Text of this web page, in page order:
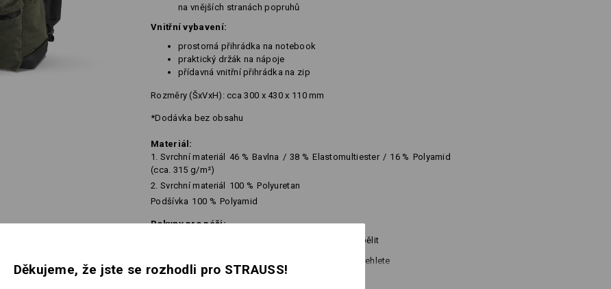
na vnějších stranách popruhů
Vnitřní vybavení:
prostorná přihrádka na notebook
praktický držák na nápoje
přídavná vnitřní přihrádka na zip
Rozměry (ŠxVxH): cca 300 x 430 x 110 mm
*Dodávka bez obsahu
Materiál:
1. Svrchní materiál
46 % Bavlna / 38 % Elastomultiester / 16 % Polyamid
(cca. 315 g/m²)
2. Svrchní materiál
100 % Polyuretan
Podšívka 100 % Polyamid
Pokyny pro péči:
Nebělit
Nežehlete
Děkujeme, že jste se rozhodli pro STRAUSS!